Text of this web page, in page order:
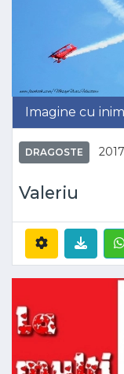
Imagine cu
DRAGOSTE
Valeriu